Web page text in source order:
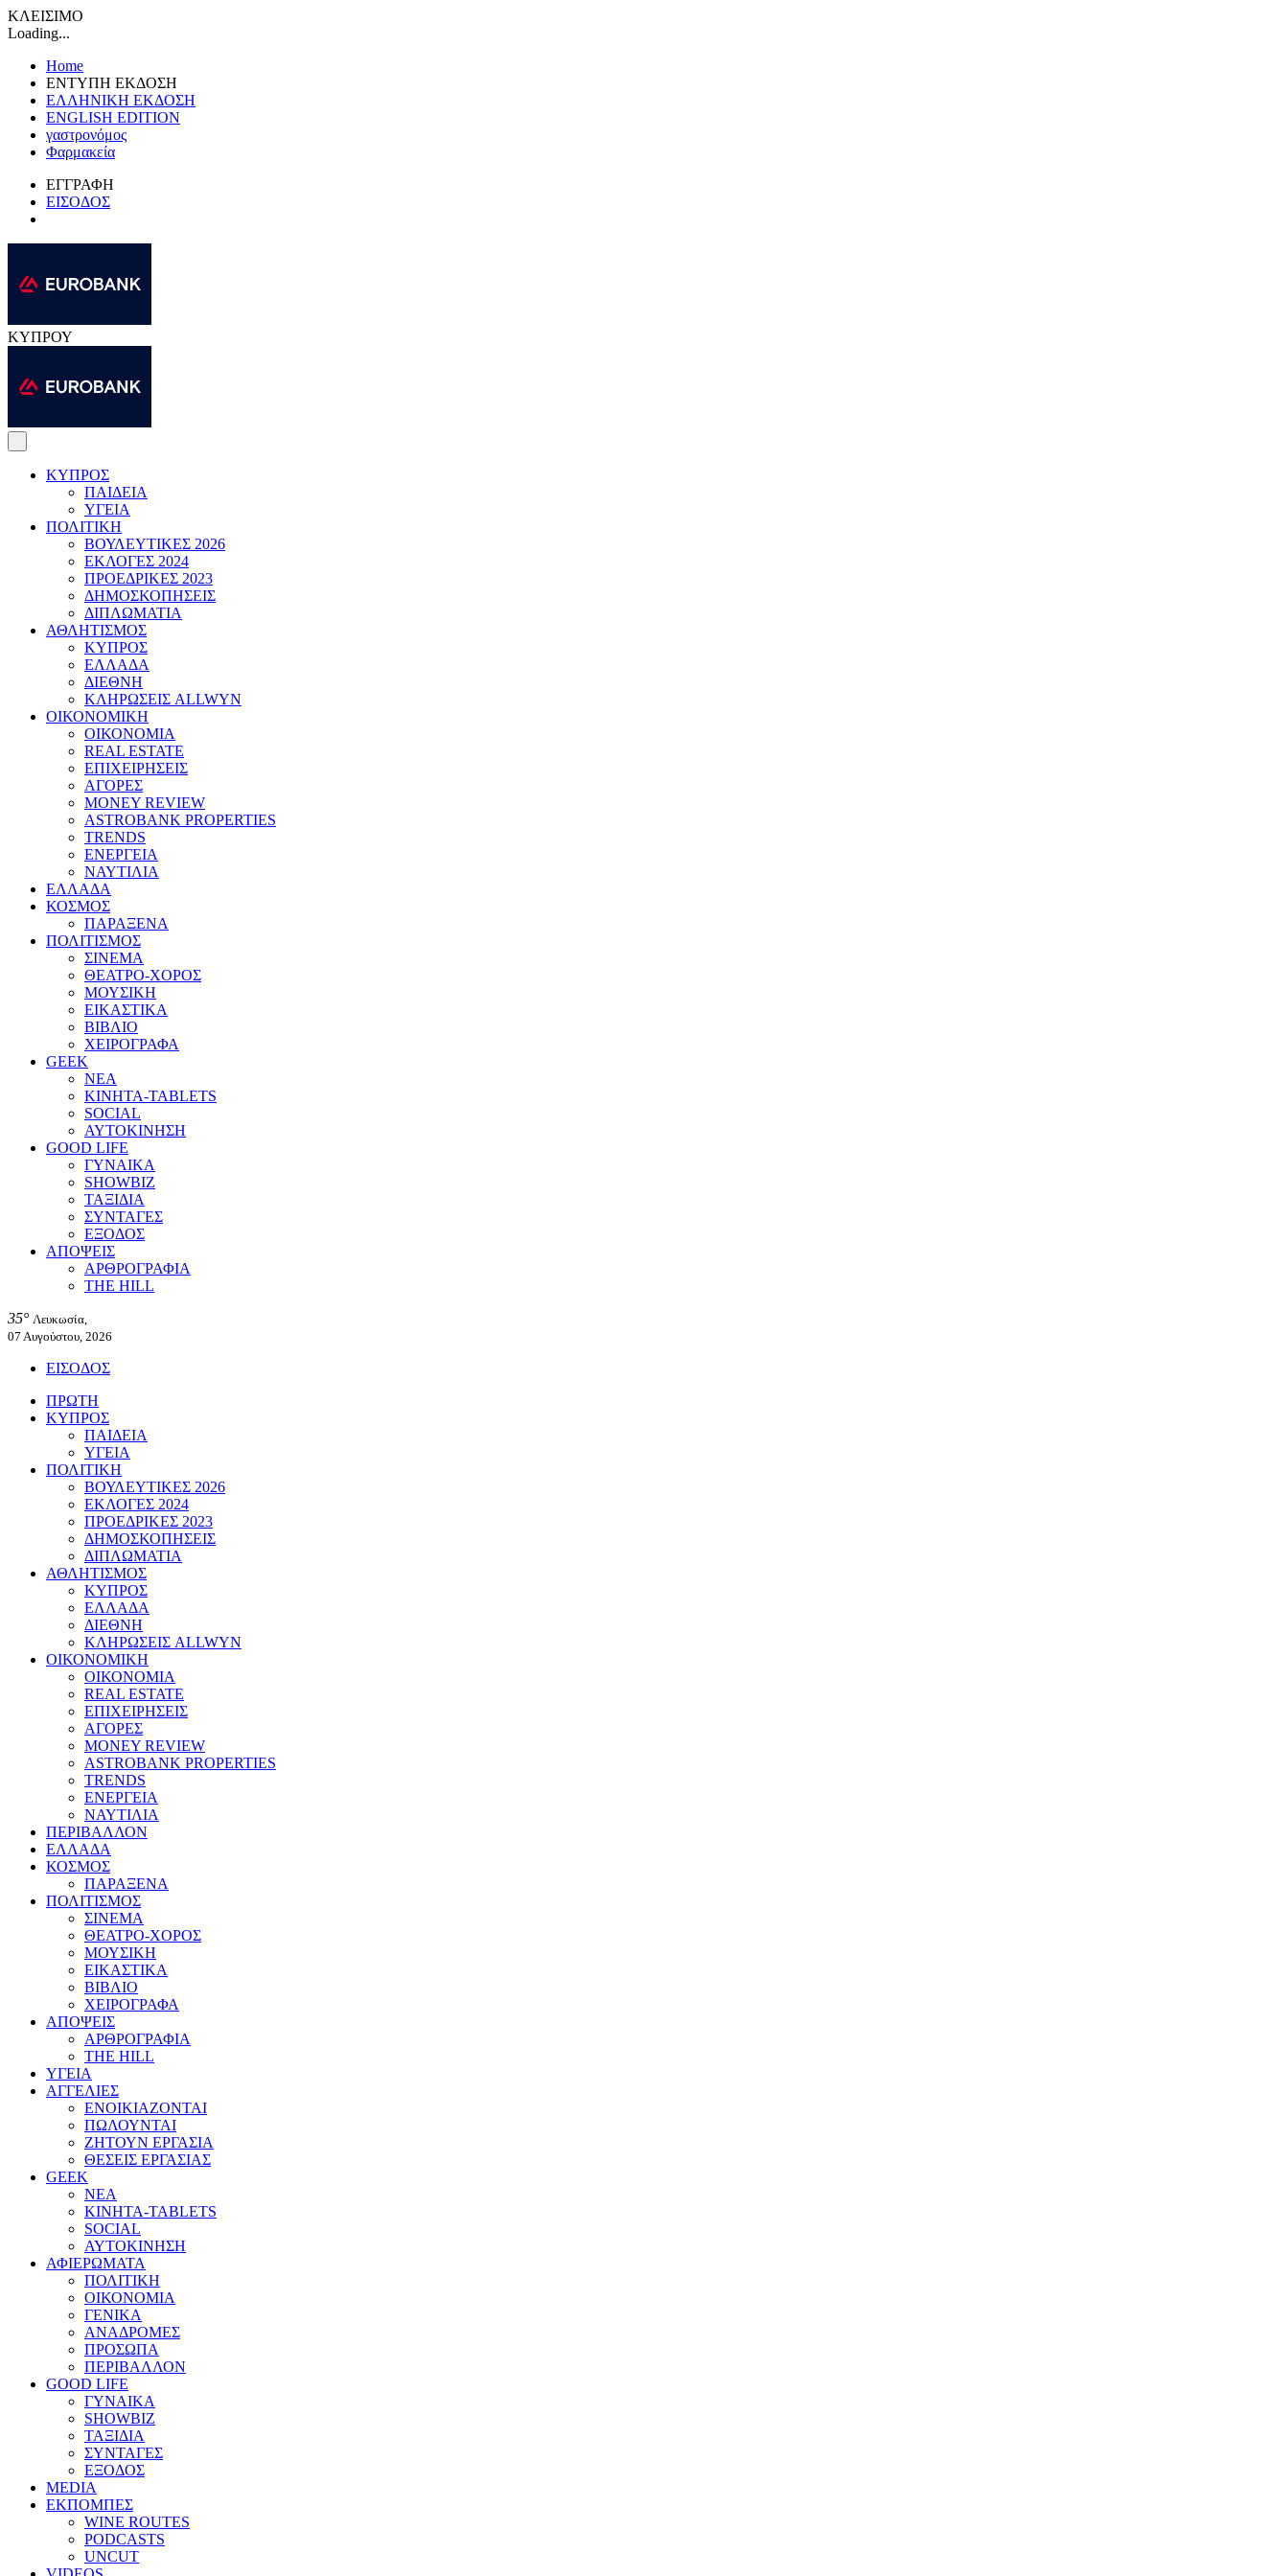
ΚΛΕΙΣΙΜΟ
Loading...
Home
ΕΝΤΥΠΗ ΕΚΔΟΣΗ
ΕΛΛΗΝΙΚΗ ΕΚΔΟΣΗ
ENGLISH EDITION
γαστρονόμος
Φαρμακεία
ΕΓΓΡΑΦΗ
ΕΙΣΟΔΟΣ
ΚΥΠΡΟΥ
ΚΥΠΡΟΣ
ΠΑΙΔΕΙΑ
ΥΓΕΙΑ
ΠΟΛΙΤΙΚΗ
ΒΟΥΛΕΥΤΙΚΕΣ 2026
ΕΚΛΟΓΕΣ 2024
ΠΡΟΕΔΡΙΚΕΣ 2023
ΔΗΜΟΣΚΟΠΗΣΕΙΣ
ΔΙΠΛΩΜΑΤΙΑ
ΑΘΛΗΤΙΣΜΟΣ
ΚΥΠΡΟΣ
ΕΛΛΑΔΑ
ΔΙΕΘΝΗ
ΚΛΗΡΩΣΕΙΣ ALLWYN
ΟΙΚΟΝΟΜΙΚΗ
ΟΙΚΟΝΟΜΙΑ
REAL ESTATE
ΕΠΙΧΕΙΡΗΣΕΙΣ
ΑΓΟΡΕΣ
MONEY REVIEW
ASTROBANK PROPERTIES
TRENDS
ΕΝΕΡΓΕΙΑ
ΝΑΥΤΙΛΙΑ
ΕΛΛΑΔΑ
ΚΟΣΜΟΣ
ΠΑΡΑΞΕΝΑ
ΠΟΛΙΤΙΣΜΟΣ
ΣΙΝΕΜΑ
ΘΕΑΤΡΟ-ΧΟΡΟΣ
ΜΟΥΣΙΚΗ
ΕΙΚΑΣΤΙΚΑ
ΒΙΒΛΙΟ
ΧΕΙΡΟΓΡΑΦΑ
GEEK
ΝΕΑ
ΚΙΝΗΤΑ-TABLETS
SOCIAL
ΑΥΤΟΚΙΝΗΣΗ
GOOD LIFE
ΓΥΝΑΙΚΑ
SHOWBIZ
ΤΑΞΙΔΙΑ
ΣΥΝΤΑΓΕΣ
ΕΞΟΔΟΣ
ΑΠΟΨΕΙΣ
ΑΡΘΡΟΓΡΑΦΙΑ
THE HILL
35° Λευκωσία,
07 Αυγούστου, 2026
ΕΙΣΟΔΟΣ
ΠΡΩΤΗ
ΚΥΠΡΟΣ
ΠΑΙΔΕΙΑ
ΥΓΕΙΑ
ΠΟΛΙΤΙΚΗ
ΒΟΥΛΕΥΤΙΚΕΣ 2026
ΕΚΛΟΓΕΣ 2024
ΠΡΟΕΔΡΙΚΕΣ 2023
ΔΗΜΟΣΚΟΠΗΣΕΙΣ
ΔΙΠΛΩΜΑΤΙΑ
ΑΘΛΗΤΙΣΜΟΣ
ΚΥΠΡΟΣ
ΕΛΛΑΔΑ
ΔΙΕΘΝΗ
ΚΛΗΡΩΣΕΙΣ ALLWYN
ΟΙΚΟΝΟΜΙΚΗ
ΟΙΚΟΝΟΜΙΑ
REAL ESTATE
ΕΠΙΧΕΙΡΗΣΕΙΣ
ΑΓΟΡΕΣ
MONEY REVIEW
ASTROBANK PROPERTIES
TRENDS
ΕΝΕΡΓΕΙΑ
ΝΑΥΤΙΛΙΑ
ΠΕΡΙΒΑΛΛΟΝ
ΕΛΛΑΔΑ
ΚΟΣΜΟΣ
ΠΑΡΑΞΕΝΑ
ΠΟΛΙΤΙΣΜΟΣ
ΣΙΝΕΜΑ
ΘΕΑΤΡΟ-ΧΟΡΟΣ
ΜΟΥΣΙΚΗ
ΕΙΚΑΣΤΙΚΑ
ΒΙΒΛΙΟ
ΧΕΙΡΟΓΡΑΦΑ
ΑΠΟΨΕΙΣ
ΑΡΘΡΟΓΡΑΦΙΑ
THE HILL
ΥΓΕΙΑ
ΑΓΓΕΛΙΕΣ
ΕΝΟΙΚΙΑΖΟΝΤΑΙ
ΠΩΛΟΥΝΤΑΙ
ΖΗΤΟΥΝ ΕΡΓΑΣΙΑ
ΘΕΣΕΙΣ ΕΡΓΑΣΙΑΣ
GEEK
ΝΕΑ
ΚΙΝΗΤΑ-TABLETS
SOCIAL
ΑΥΤΟΚΙΝΗΣΗ
ΑΦΙΕΡΩΜΑΤΑ
ΠΟΛΙΤΙΚΗ
ΟΙΚΟΝΟΜΙΑ
ΓΕΝΙΚΑ
ΑΝΑΔΡΟΜΕΣ
ΠΡΟΣΩΠΑ
ΠΕΡΙΒΑΛΛΟΝ
GOOD LIFE
ΓΥΝΑΙΚΑ
SHOWBIZ
ΤΑΞΙΔΙΑ
ΣΥΝΤΑΓΕΣ
ΕΞΟΔΟΣ
MEDIA
ΕΚΠΟΜΠΕΣ
WINE ROUTES
PODCASTS
UNCUT